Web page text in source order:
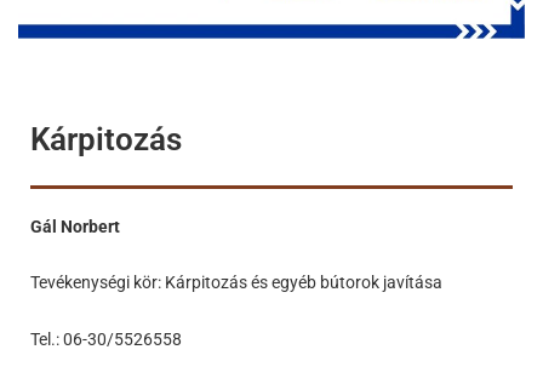
Kárpitozás
Gál Norbert
Tevékenységi kör: Kárpitozás és egyéb bútorok javítása
Tel.: 06-30/5526558